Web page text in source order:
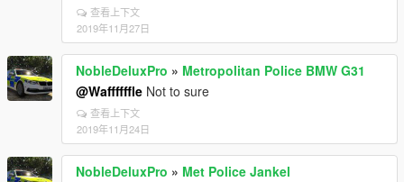
查看上下文
2019年11月27日
NobleDeluxPro » Metropolitan Police BMW G31
@Waffffffle Not to sure
查看上下文
2019年11月24日
NobleDeluxPro » Met Police Jankel